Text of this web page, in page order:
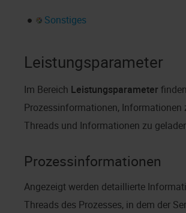
Sonstiges
Leistungsparameter
Im Bereich Leistungsparameter
Prozessinformationen, Informationen
Threads und Informationen zu
Prozessinformationen
Angezeigt werden detaillierte
Threads des Prozesses, in dem der